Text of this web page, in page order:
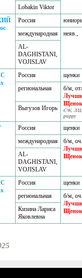
Lobakin Viktor
Россия
международная
неяв.,
AL-
DAGHISTANI,
VOJISLAV
Россия
щенки
региональная
б/м,
Щенок
CW,
puppy
Выгузов Игорь
Россия
щенки
международная
б/м,
Щенок
AL-
DAGHISTANI,
VOJISLAV
Россия
щенки
региональная
б/м,
Щенок
Кизина Лариса
Яковлевна